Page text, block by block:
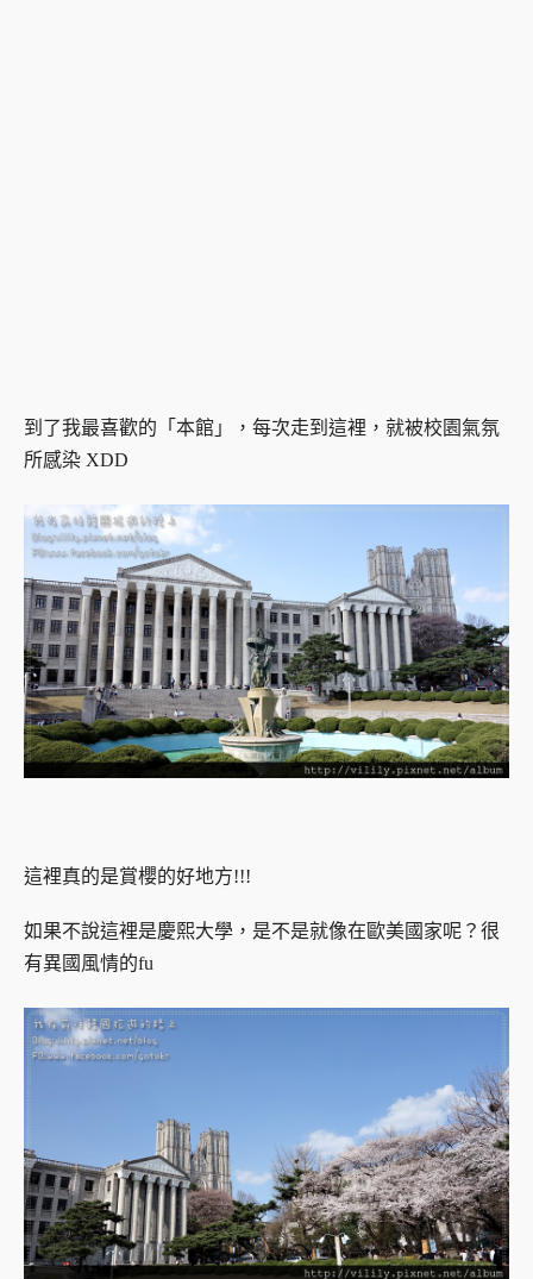
到了我最喜歡的「本館」，每次走到這裡，就被校園氣氛
所感染 XDD
這裡真的是賞櫻的好地方!!!
如果不說這裡是慶熙大學，是不是就像在歐美國家呢？ 很
有異國風情的fu